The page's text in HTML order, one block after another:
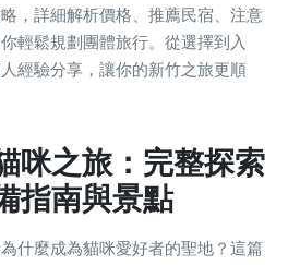
，詳細解析價格、推薦民宿、注意
輕鬆規劃團體旅行。從選擇到入
經驗分享，讓你的新竹之旅更順
咪之旅：完整探索
指南與景點
什麼成為貓咪愛好者的聖地？這篇